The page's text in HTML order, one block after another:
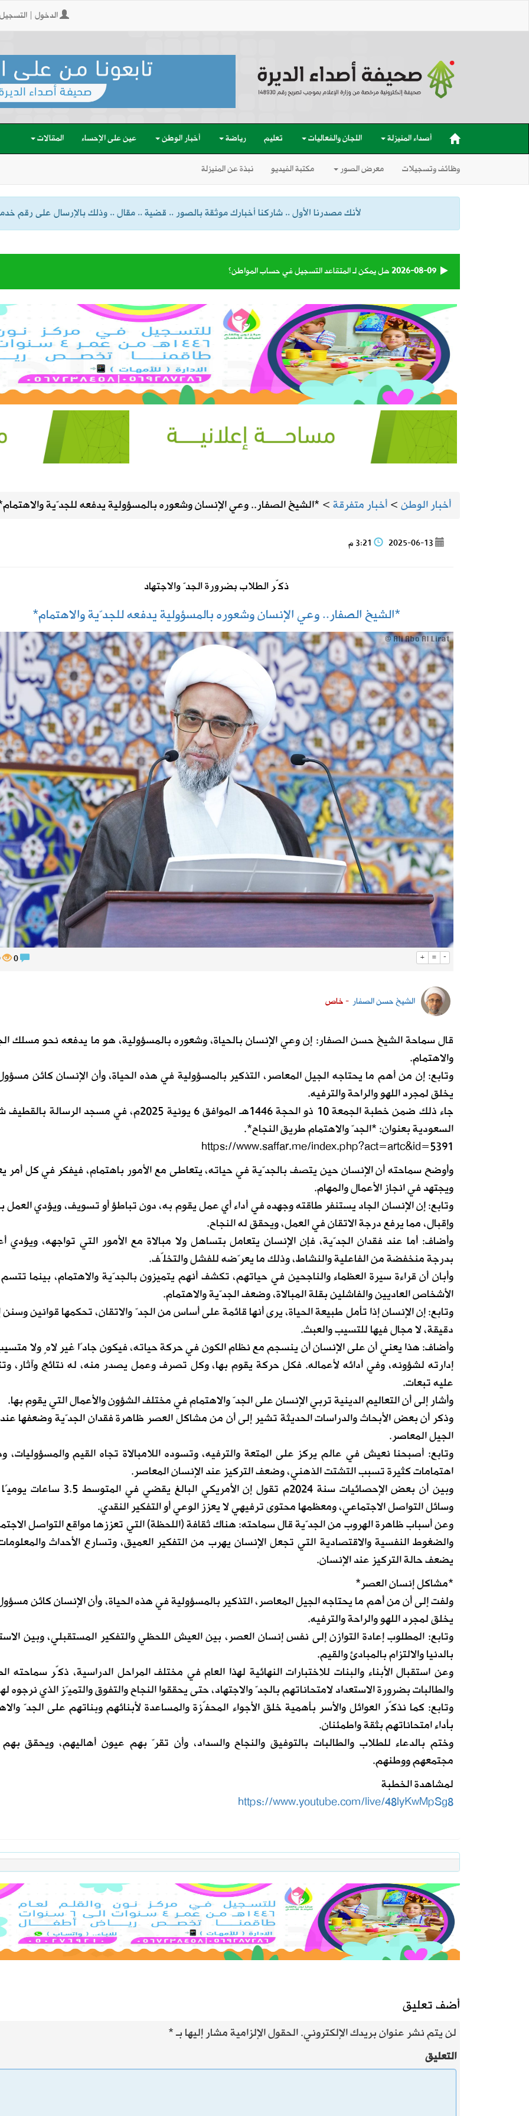
الدخول |
أصداء المنيزلة اللجان والفعاليات تعليم رياضة أخبار الوطن عين على الإحساء المقالات
وظائف وتسجيلات معرض الصور مكتبة الفيديو نبذة عن المنيزلة
لأنك مصدرنا الأول .. شاركنا أخبارك موثقة بالصور .. قضية .. مقال .. وذلك بالإرسال على رقم خدمة
2026-08-09هل يمكن لـ المتقاعد التسجيل في حساب المواطن؟
2026-08-09مصفاة أرامكو ساسرف تعلن عن وظائف شاغرة
2026-08-09“التجارة” تحذر من مشاركة بيانات المنشآت عبر مواقع غير موثوقة
2026-08-08 ‏لجنة الانتخابات تعلن القائمة الأولية المترشحة لرئاسة وعضوية مجلس إدارة الاتحاد السعودي لكرة القدم
2026-08-08إعصار دولفين يضرب بقوة.. الصين تغلق المدارس وتوقف الملاحة تحسبًا لكارثة
2026-08-08 الهيئة العامة للنقل تعتمد اللائحة التنفيذية لنقل البضائع بالدراجات الآلية
«إكس» تطلق برنامجًا جديدًا لمكافأة المحتوى الأصلي وتنهي «مشاركة الأرباح» في سبتمبر
المملكة وتركيا وباكستان توقع اتفاقية مكة للدفاع المشترك
حساب المواطن يوضح: العمالة المنزلية ليست من التابعين
أخبار الوطن>أخبار متفرقة> *الشيخ الصفار.. وعي الإنسان وشعوره بالمسؤولية يدفعه للجدّية
2025-06-13
ذكّر الطلاب بضرورة الجدّ والاجتهاد
*الشيخ الصفار.. وعي الإنسان وشعوره بالمسؤولية يدفعه للجدّية والاهتمام*
+ = -
360
الشيخ حسن الصفار - خاص
قال سماحة الشيخ حسن الصفار: إن وعي الإنسان بالحياة، وشعوره بالمسؤولية، هو ما يدفعه نحو مسلك
والاهتمام.
وتابع: إن من أهم ما يحتاجه الجيل المعاصر، التذكير بالمسؤولية في هذه الحياة، وأن الإنسان كائن
يخلق لمجرد اللهو والراحة والترفيه.
جاء ذلك ضمن خطبة الجمعة 10 ذو الحجة 1446هـ الموافق 6 يونية 2025م، في مسجد
السعودية بعنوان: *الجدّ والاهتمام طريق النجاح*.
https://www.saffar.me/index.php?act=artc&id=5391
وأوضح سماحته أن الإنسان حين يتصف بالجدّية في حياته، يتعاطى مع الأمور باهتمام، فيفكر في كل أمر
ويجتهد في انجاز الأعمال والمهام.
وتابع: إن الإنسان الجاد يستنفر طاقته وجهده في أداء أي عمل يقوم به، دون تباطؤ أو تسويف، ويؤدي العمل
وإقبال، مما يرفع درجة الاتقان في العمل، ويحقق له النجاح.
وأضاف: أما عند فقدان الجدّية، فإن الإنسان يتعامل بتساهل ولا مبالاة مع الأمور التي تواجهه، ويؤدي
بدرجة منخفضة من الفاعلية والنشاط، وذلك ما يعرّضه للفشل والتخلّف.
وأبان أن قراءة سيرة العظماء والناجحين في حياتهم، تكشف أنهم يتميزون بالجدّية والاهتمام، بينما
الأشخاص العاديين والفاشلين بقلة المبالاة، وضعف الجدّية والاهتمام.
وتابع: إن الإنسان إذا تأمل طبيعة الحياة، يرى أنها قائمة على أساس من الجدّ والاتقان، تحكمها قوانين وسنن
دقيقة، لا مجال فيها للتسيب والعبث.
وأضاف: هذا يعني أن على الإنسان أن ينسجم مع نظام الكون في حركة حياته، فيكون جادًا غير لاهٍ ولا
إدارته لشؤونه، وفي أدائه لأعماله. فكل حركة يقوم بها، وكل تصرف وعمل يصدر منه، له نتائج وآثار،
عليه تبعات.
وأشار إلى أن التعاليم الدينية تربي الإنسان على الجدّ والاهتمام في مختلف الشؤون والأعمال التي يقوم بها.
وذكر أن بعض الأبحاث والدراسات الحديثة تشير إلى أن من مشاكل العصر ظاهرة فقدان الجدّية وضعفها عند
الجيل المعاصر.
وتابع: أصبحنا نعيش في عالم يركز على المتعة والترفيه، وتسوده اللامبالاة تجاه القيم والمسؤوليات،
اهتمامات كثيرة تسبب التشتت الذهني، وضعف التركيز عند الإنسان المعاصر.
وبين أن بعض الإحصائيات سنة 2024م تقول إن الأمريكي البالغ يقضي
وسائل التواصل الاجتماعي، ومعظمها محتوى ترفيهي لا يعزز الوعي أو التفكير النقدي.
وعن أسباب ظاهرة الهروب من الجدّية قال سماحته: هناك ثقافة (اللحظة) التي تعززها مواقع التواصل
والضغوط النفسية والاقتصادية التي تجعل الإنسان يهرب من التفكير العميق، وتسارع الأحداث
يضعف حالة التركيز عند الإنسان.
*مشاكل إنسان العصر*
ولفت إلى أن من أهم ما يحتاجه الجيل المعاصر، التذكير بالمسؤولية في هذه الحياة، وأن الإنسان كائن
يخلق لمجرد اللهو والراحة والترفيه.
وتابع: المطلوب إعادة التوازن إلى نفس إنسان العصر، بين العيش اللحظي والتفكير المستقبلي، وبين
بالدنيا والالتزام بالمبادئ والقيم.
وعن استقبال الأبناء والبنات للاختبارات النهائية لهذا العام في مختلف المراحل الدراسية، ذكّر سماحته
والطالبات بضرورة الاستعداد لامتحاناتهم بالجدّ والاجتهاد، حتى يحققوا النجاح والتفوق والتميّز الذي نرجوه
وتابع: كما نذكّر العوائل والأسر بأهمية خلق الأجواء المحفّزة والمساعدة لأبنائهم وبناتهم على الجدّ
بأداء امتحاناتهم بثقة واطمئنان.
وختم بالدعاء للطلاب والطالبات بالتوفيق والنجاح والسداد، وأن تقرّ بهم عيون أهاليهم، ويحقق
مجتمعهم ووطنهم.
لمشاهدة الخطبة
https://www.youtube.com/live/48lyKwMpSg8
أضف تعليق
لن يتم نشر عنوان بريدك الإلكتروني.الحقول الإلزامية مشار إليها بـ*
التعليق